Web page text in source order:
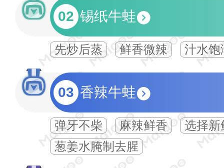
02 锡纸牛蛙
先炒后蒸 鲜香微辣 汁水饱
03 香辣牛蛙
弹牙不柴 麻辣鲜香
选择新
葱姜水腌制去腥‌